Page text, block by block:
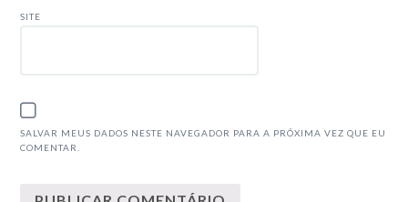
SITE
SALVAR MEUS DADOS NESTE NAVEGADOR PARA A PRÓXIMA VEZ QUE EU
COMENTAR.